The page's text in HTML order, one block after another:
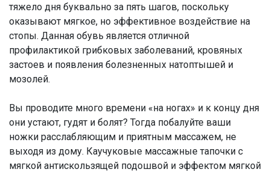
тяжело дня буквально за пять шагов, поскольку
оказывают мягкое, но эффективное воздействие на
стопы. Данная обувь является отличной
профилактикой грибковых заболеваний, кровяных
застоев и появления болезненных натоптышей и
мозолей.
Вы проводите много времени «на ногах» и к концу дня
они устают, гудят и болят? Тогда побалуйте ваши
ножки расслабляющим и приятным массажем, не
выходя из дому. Каучуковые массажные тапочки с
мягкой антискользящей подошвой и эффектом мягкой